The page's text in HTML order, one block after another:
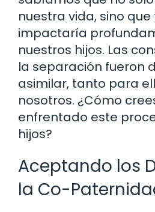
nuestra vida, sino
impactaría
nuestros hijos. Las
la separación fueron
asimilar, tanto para
nosotros. ¿Cómo
enfrentado este
hijos?
Aceptando los
la Co-